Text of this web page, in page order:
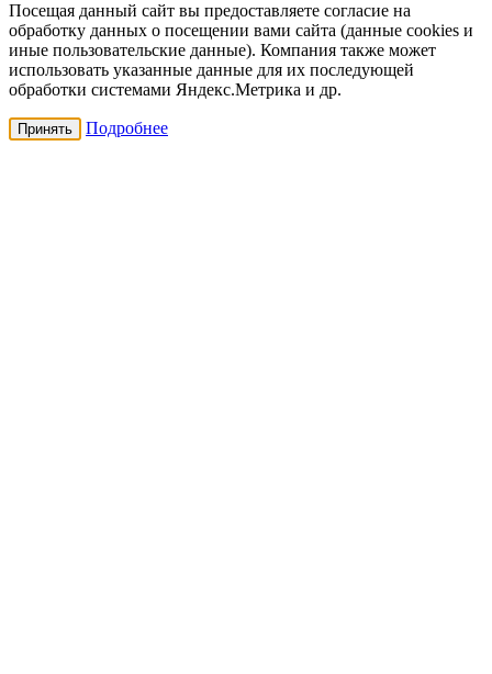
Посещая данный сайт вы предоставляете согласие на
обработку данных о посещении вами сайта (данные cookies и
иные пользовательские данные). Компания также может
использовать указанные данные для их последующей
обработки системами Яндекс.Метрика и др.
Принять Подробнее